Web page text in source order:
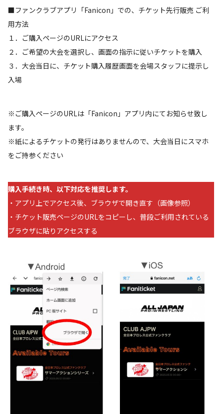
■ファンクラブアプリ「Fanicon」での、チケット先行販売 ご利
用方法
１．ご購入ページのURLにアクセス
２．ご希望の大会を選択し、画面の指示に従いチケットを購入
３．大会当日に、チケット購入履歴画面を会場スタッフに提示し
入場
※ご購入ページのURLは「Fanicon」アプリ内にてお知らせ致し
ます。
※紙によるチケットの発行はありませんので、大会当日にスマホ
をご持参ください
購入手続き時、以下対応を推奨します。
・アプリ上でアクセス後、ブラウザで開き直す（画像参照）
・チケット販売ページのURLをコピーし、普段ご利用されている
ブラウザに貼りアクセスする